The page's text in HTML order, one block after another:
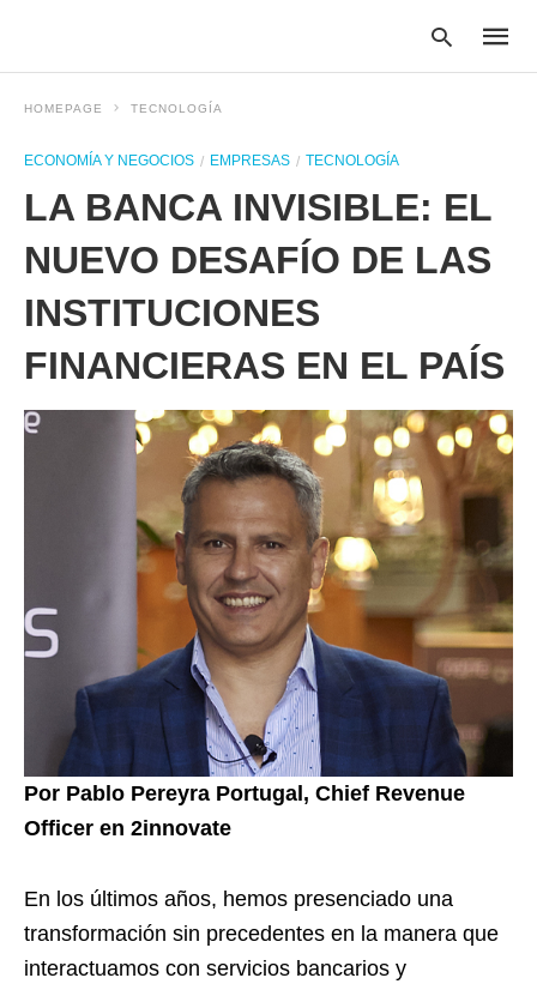
search
query
and
HOMEPAGE TECNOLOGÍA
ECONOMÍA Y NEGOCIOS EMPRESAS TECNOLOGÍA
LA BANCA INVISIBLE: EL
NUEVO DESAFÍO DE LAS
INSTITUCIONES
FINANCIERAS EN EL PAÍS
Por Pablo Pereyra Portugal, Chief Revenue
Officer en 2innovate
En los últimos años, hemos presenciado una
transformación sin precedentes en la manera que
interactuamos con servicios bancarios y